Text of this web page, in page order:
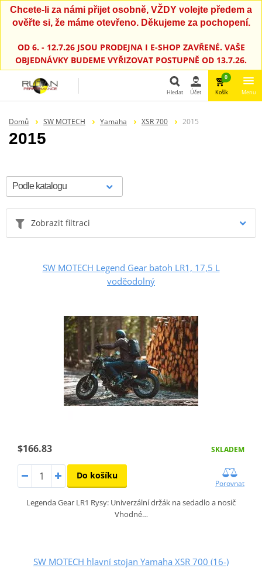
Chcete-li za námi přijet osobně, VŽDY volejte předem a
ověřte si, že máme otevřeno. Děkujeme za pochopení.
OD 6. - 12.7.26 JSOU PRODEJNA I E-SHOP ZAVŘENÉ. VAŠE
OBJEDNÁVKY BUDEME VYŘIZOVAT POSTUPNĚ OD 13.7.26.
Hledat Účet
0
Košík Menu
Domů SW MOTECH Yamaha XSR 700 2015
2015
Zobrazit filtraci
SW MOTECH Legend Gear batoh LR1, 17,5 L
voděodolný
$166.83 SKLADEM
Do košíku
Porovnat
Legenda Gear LR1 Rysy: Univerzální držák na sedadlo a nosič
Vhodné…
SW MOTECH hlavní stojan Yamaha XSR 700 (16-)